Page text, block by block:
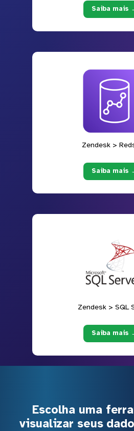
Saiba mais
Zendesk >
Saiba mais
Zendesk > SQL
Saiba mais
Escolha uma
visualizar seus